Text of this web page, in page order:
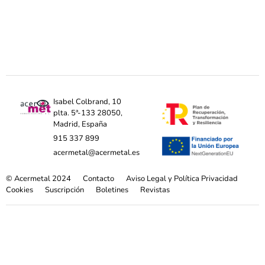
Isabel Colbrand, 10
plta. 5ª-133 28050,
Madrid, España
915 337 899
acermetal@acermetal.es
© Acermetal 2024 Contacto
Aviso Legal y Política Privacidad
Cookies
Suscripción Boletines Revistas